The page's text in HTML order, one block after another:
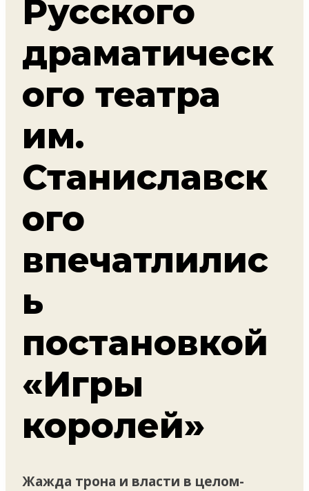
Русского
драматическ
ого театра
им.
Станиславск
ого
впечатлилис
ь
постановкой
«Игры
королей»
Жажда трона и власти в целом-